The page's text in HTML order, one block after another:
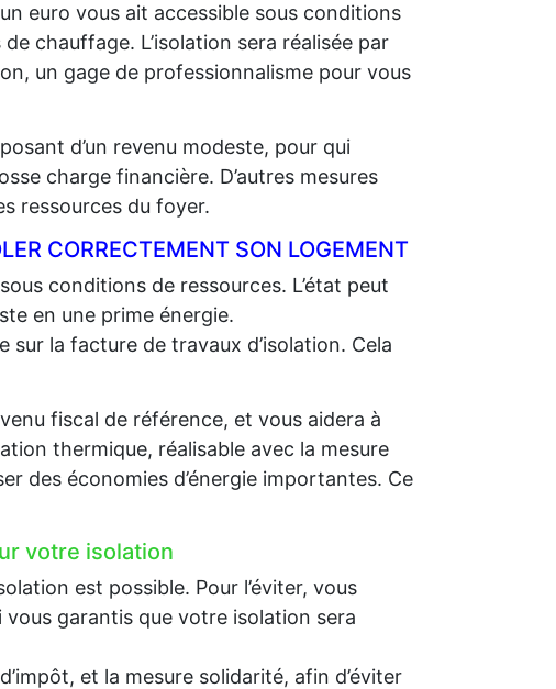
euro vous ait accessible sous conditions
chauffage. L’isolation sera réalisée par
un gage de professionnalisme pour vous
d’un revenu modeste, pour qui
charge financière. D’autres mesures
ressources du foyer.
CORRECTEMENT SON LOGEMENT
conditions de ressources. L’état peut
en une prime énergie.
la facture de travaux d’isolation. Cela
fiscal de référence, et vous aidera à
thermique, réalisable avec la mesure
des économies d’énergie importantes. Ce
votre isolation
est possible. Pour l’éviter, vous
garantis que votre isolation sera
et la mesure solidarité, afin d’éviter